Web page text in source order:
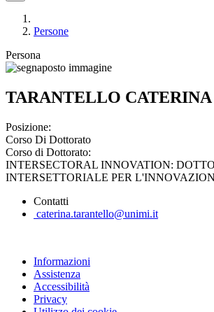
Persone
Persona
TARANTELLO CATERINA
Posizione:
Corso Di Dottorato
Corso di Dottorato:
INTERSECTORAL INNOVATION:
INTERSETTORIALE PER
Contatti
caterina.tarantello@unimi.it
Informazioni
Assistenza
Accessibilità
Privacy